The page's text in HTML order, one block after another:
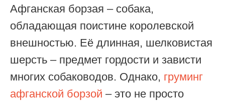
Афганская борзая – собака,
обладающая поистине королевской
внешностью. Её длинная, шелковистая
шерсть – предмет гордости и зависти
многих собаководов. Однако, груминг
афганской борзой – это не просто